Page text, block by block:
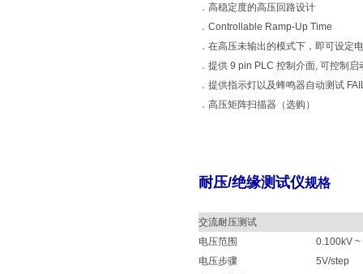
．高稳定度的高压回路设计
．Controllable Ramp-Up Time
．在高压未输出的模式下，即可设定
．提供 9 pin PLC 控制介面, 可控制启
．提供指示灯以及蜂鸣器自动测试
．高压矩阵扫描器（选购）
耐压/绝缘测试仪规格
交流耐压测试
电压范围
0.100kV
电压步骤
5V/step